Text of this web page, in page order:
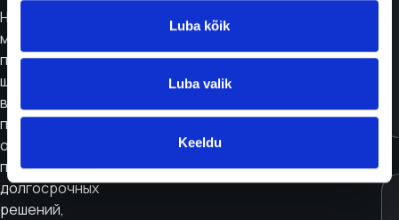
Luba kõik
Luba valik
Keeldu
Наш интернет-
магазин
предлагает
широкий выбор
вариантов
подписки — от
ознакомительных
пакетов до
долгосрочных
решений,